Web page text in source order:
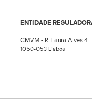
ENTIDADE
CMVM - R. Laura Alves 4
1050-053 Lisboa